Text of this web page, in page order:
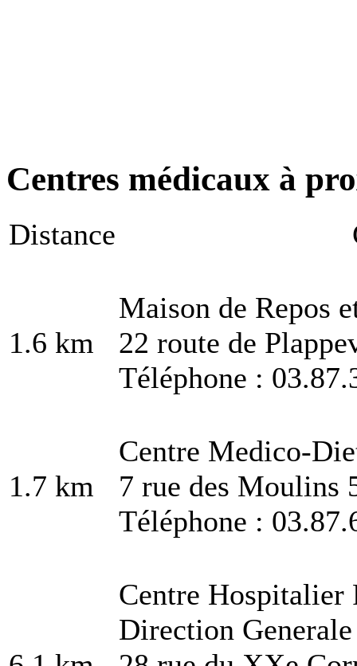
Centres médicaux à
Distance
1.6 km
Maison de Repos
22 route de
Téléphone :
1.7 km
Centre Medico-
7 rue des Moulins
Téléphone :
Centre
Direction Generale